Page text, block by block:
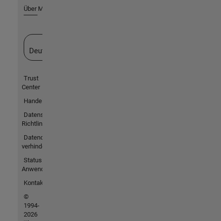
Über MathWorks
Deutschland
Trust
Center
Handelsmarken
Datenschutz-
Richtlinien
Datendiebstahl
verhindern
Status von
Anwendungen
Kontakt
©
1994-
2026